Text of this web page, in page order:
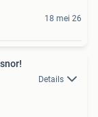
18 mei 26
Details